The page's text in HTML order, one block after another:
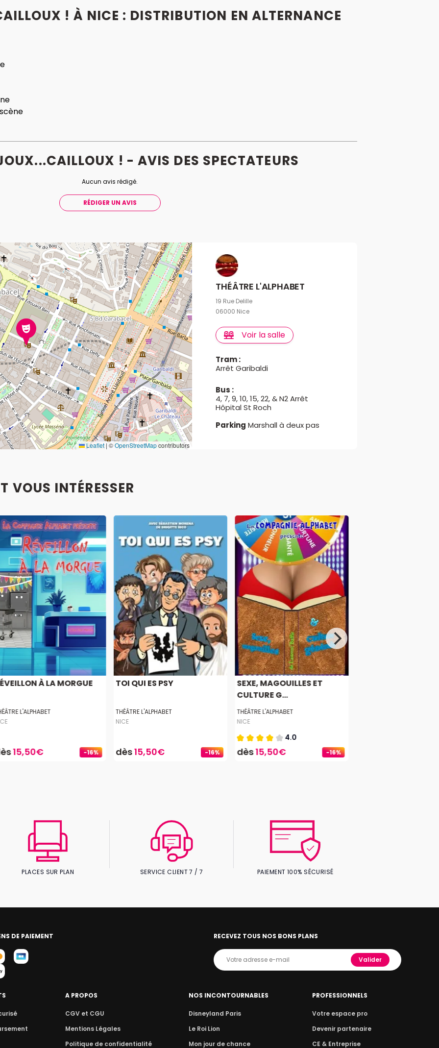
Amitié, amour, secrets, coups bas, tout est
! À NICE : DISTRIBUTION EN ALTERNANCE
! - AVIS DES SPECTATEURS
Aucun avis rédigé.
RÉDIGER UN AVIS
Leaflet |©OpenStreetMapcontributors
THÉÂTRE L'ALPHABET
19 Rue Delille
06000 Nice
Voir la salle
Tram :
Arrêt Garibaldi
Bus :
4, 7, 9, 10, 15, 22, & N2 Arrêt
Hôpital St Roch
Parking Marshall à deux pas
VOUS INTÉRESSER
-16%
À LA MORGUE
L'ALPHABET
15,50€ -16%
TOI QUI ES PSY
THÉÂTRE L'ALPHABET
NICE
dès15,50€ -16%
SEXE, MAGOUILLES ET
CULTURE G...
THÉÂTRE L'ALPHABET
NICE
4.0
dès15,50€
PLACES SUR PLAN SERVICE CLIENT 7 / 7 PAIEMENT 100% SÉCURISÉ
DE PAIEMENT RECEVEZ TOUS NOS BONS PLANS
Valider
A PROPOS
CGV et CGU
Mentions Légales
Politique de confidentialité
NOS INCONTOURNABLES
Disneyland Paris
Le Roi Lion
Mon jour de chance
PROFESSIONNELS
Votre espace pro
Devenir partenaire
CE & Entreprise